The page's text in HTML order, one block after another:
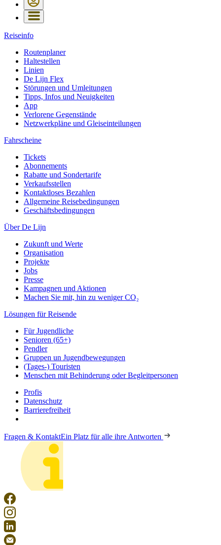
Reiseinfo
Routenplaner
Haltestellen
Linien
De Lijn Flex
Störungen und Umleitungen
Tipps, Infos und Neuigkeiten
App
Verlorene Gegenstände
Netzwerkpläne und Gleiseinteilungen
Fahrscheine
Tickets
Abonnements
Rabatte und Sondertarife
Verkaufsstellen
Kontaktloses Bezahlen
Allgemeine Reisebedingungen
Geschäftsbedingungen
Über De Lijn
Zukunft und Werte
Organisation
Projekte
Jobs
Presse
Kampagnen und Aktionen
Machen Sie mit, hin zu weniger CO₂
Lösungen für Reisende
Für Jugendliche
Senioren (65+)
Pendler
Gruppen un Jugendbewegungen
(Tages-) Touristen
Menschen mit Behinderung oder Begleitpersonen
Profis
Datenschutz
Barrierefreiheit
Fragen & KontaktEin Platz für alle ihre Antworten